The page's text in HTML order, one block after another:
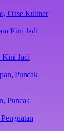
Oase Kuliner
Kini Jadi
Puncak